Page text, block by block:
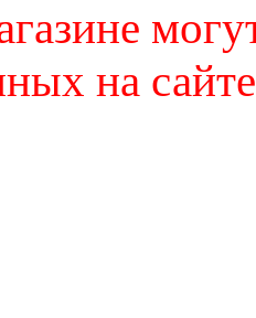
на сайте